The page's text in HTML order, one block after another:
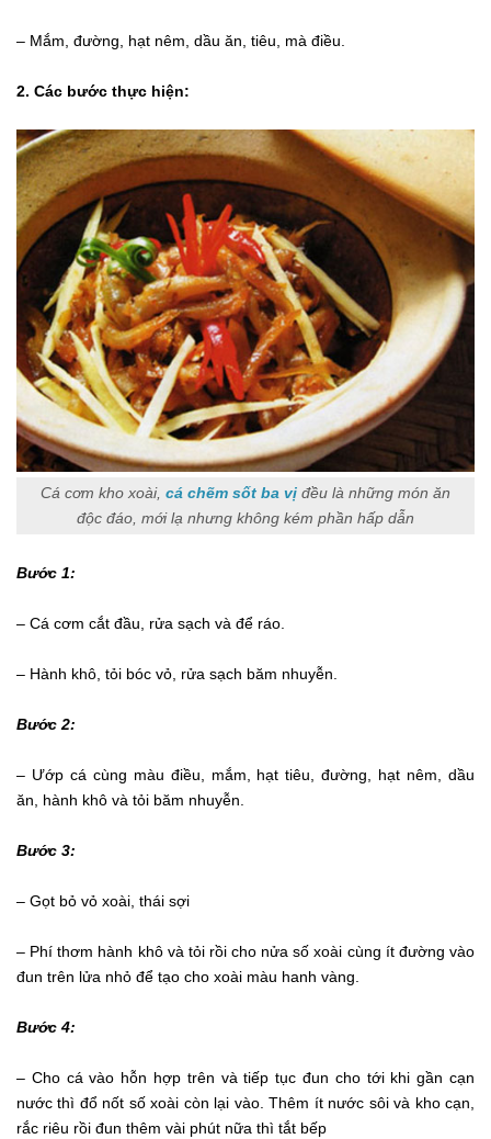
– Mắm, đường, hạt nêm, dầu ăn, tiêu, mà điều.
2. Các bước thực hiện:
Cá cơm kho xoài, cá chẽm sốt ba vị đều là những món ăn
độc đáo, mới lạ nhưng không kém phần hấp dẫn
Bước 1:
– Cá cơm cắt đầu, rửa sạch và để ráo.
– Hành khô, tỏi bóc vỏ, rửa sạch băm nhuyễn.
Bước 2:
– Ướp cá cùng màu điều, mắm, hạt tiêu, đường, hạt nêm, dầu
ăn, hành khô và tỏi băm nhuyễn.
Bước 3:
– Gọt bỏ vỏ xoài, thái sợi
– Phí thơm hành khô và tỏi rồi cho nửa số xoài cùng ít đường vào
đun trên lửa nhỏ để tạo cho xoài màu hanh vàng.
Bước 4:
– Cho cá vào hỗn hợp trên và tiếp tục đun cho tới khi gần cạn
nước thì đổ nốt số xoài còn lại vào. Thêm ít nước sôi và kho cạn,
rắc riêu rồi đun thêm vài phút nữa thì tắt bếp